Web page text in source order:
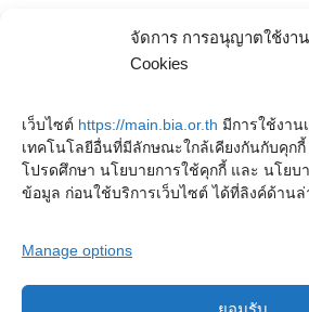
จัดการ การอนุญาตใช้งาน
Cookies
เว็บไซต์ https://main.bia.or.th มีการใช้งาน
เทคโนโลยีอื่นที่มีลักษณะใกล้เคียงกันกับคุกกี้
โปรดศึกษา นโยบายการใช้คุกกี้ และ นโยบ
ข้อมูล ก่อนใช้บริการเว็บไซต์ ได้ที่ลิงค์ด้านล่
Manage options